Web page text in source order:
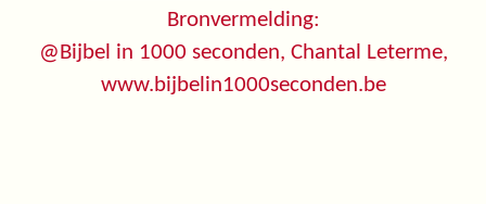
Bronvermelding:
@Bijbel in 1000 seconden, Chantal Leterme,
www.bijbelin1000seconden.be